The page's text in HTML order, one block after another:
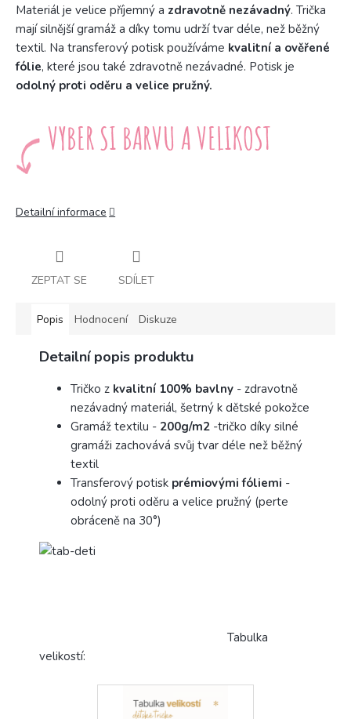
Materiál je velice příjemný a zdravotně nezávadný. Trička
mají silnější gramáž a díky tomu udrží tvar déle, než běžný
textil. Na transferový potisk používáme kvalitní a ověřené
fólie, které jsou také zdravotně nezávadné. Potisk je
odolný proti oděru a velice pružný.
Detailní informace
ZEPTAT SE SDÍLET
Popis Hodnocení Diskuze
Detailní popis produktu
Tričko z kvalitní 100% bavlny - zdravotně
nezávadný materiál, šetrný k dětské pokožce
Gramáž textilu - 200g/m2 -tričko díky silné
gramáži zachovává svůj tvar déle než běžný
textil
Transferový potisk prémiovými fóliemi -
odolný proti oděru a velice pružný (perte
obráceně na 30°)
Tabulka
velikostí: